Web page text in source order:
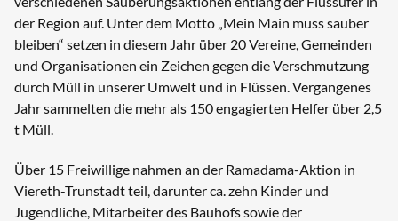
der Region auf. Unter dem Motto „Mein Main muss sauber
bleiben“ setzen in diesem Jahr über 20 Vereine, Gemeinden
und Organisationen ein Zeichen gegen die Verschmutzung
durch Müll in unserer Umwelt und in Flüssen. Vergangenes
Jahr sammelten die mehr als 150 engagierten Helfer über 2,5
t Müll.
Über 15 Freiwillige nahmen an der Ramadama-Aktion in
Viereth-Trunstadt teil, darunter ca. zehn Kinder und
Jugendliche, Mitarbeiter des Bauhofs sowie der